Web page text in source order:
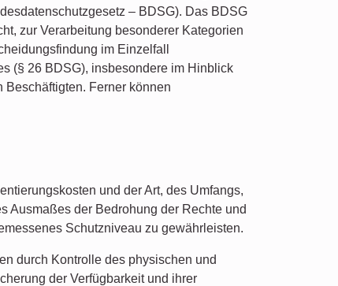
– BDSG). Das BDSG
zur Verarbeitung besonderer Kategorien
im Einzelfall
(§ 26 BDSG), insbesondere im Hinblick
Ferner können
und der Art, des Umfangs,
Ausmaßes der Bedrohung der Rechte und
Schutzniveau zu gewährleisten.
durch Kontrolle des physischen und
der Verfügbarkeit und ihrer